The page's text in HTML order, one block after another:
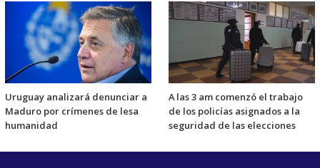
Uruguay analizará denunciar a
Maduro por crímenes de lesa
humanidad
A las 3 am comenzó el trabajo
de los policías asignados a la
seguridad de las elecciones